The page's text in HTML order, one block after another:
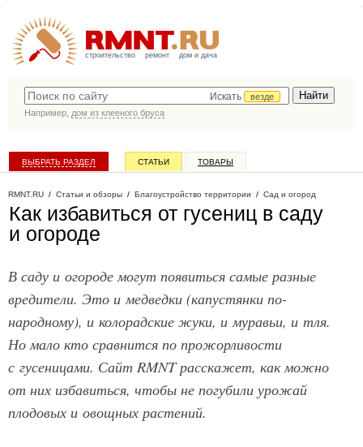
строительство ремонт дом и дача
Искать
везде
Например, дом из клееного бруса
ВЫБРАТЬ РАЗДЕЛ СТАТЬИ ТОВАРЫ
RMNT.RU / Статьи и обзоры / Благоустройство территории / Сад и огород
Как избавиться от гусениц в саду
и огороде
В саду и огороде могут появиться самые разные
вредители. Это и медведки (капустянки по-
народному), и колорадские жуки, и муравьи, и тля.
Но мало кто сравнится по прожорливости
с гусеницами. Сайт RMNT расскажет, как можно
от них избавиться, чтобы не погубили урожай
плодовых и овощных растений.